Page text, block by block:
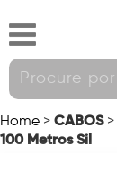
Home > CABOS >
100 Metros Sil